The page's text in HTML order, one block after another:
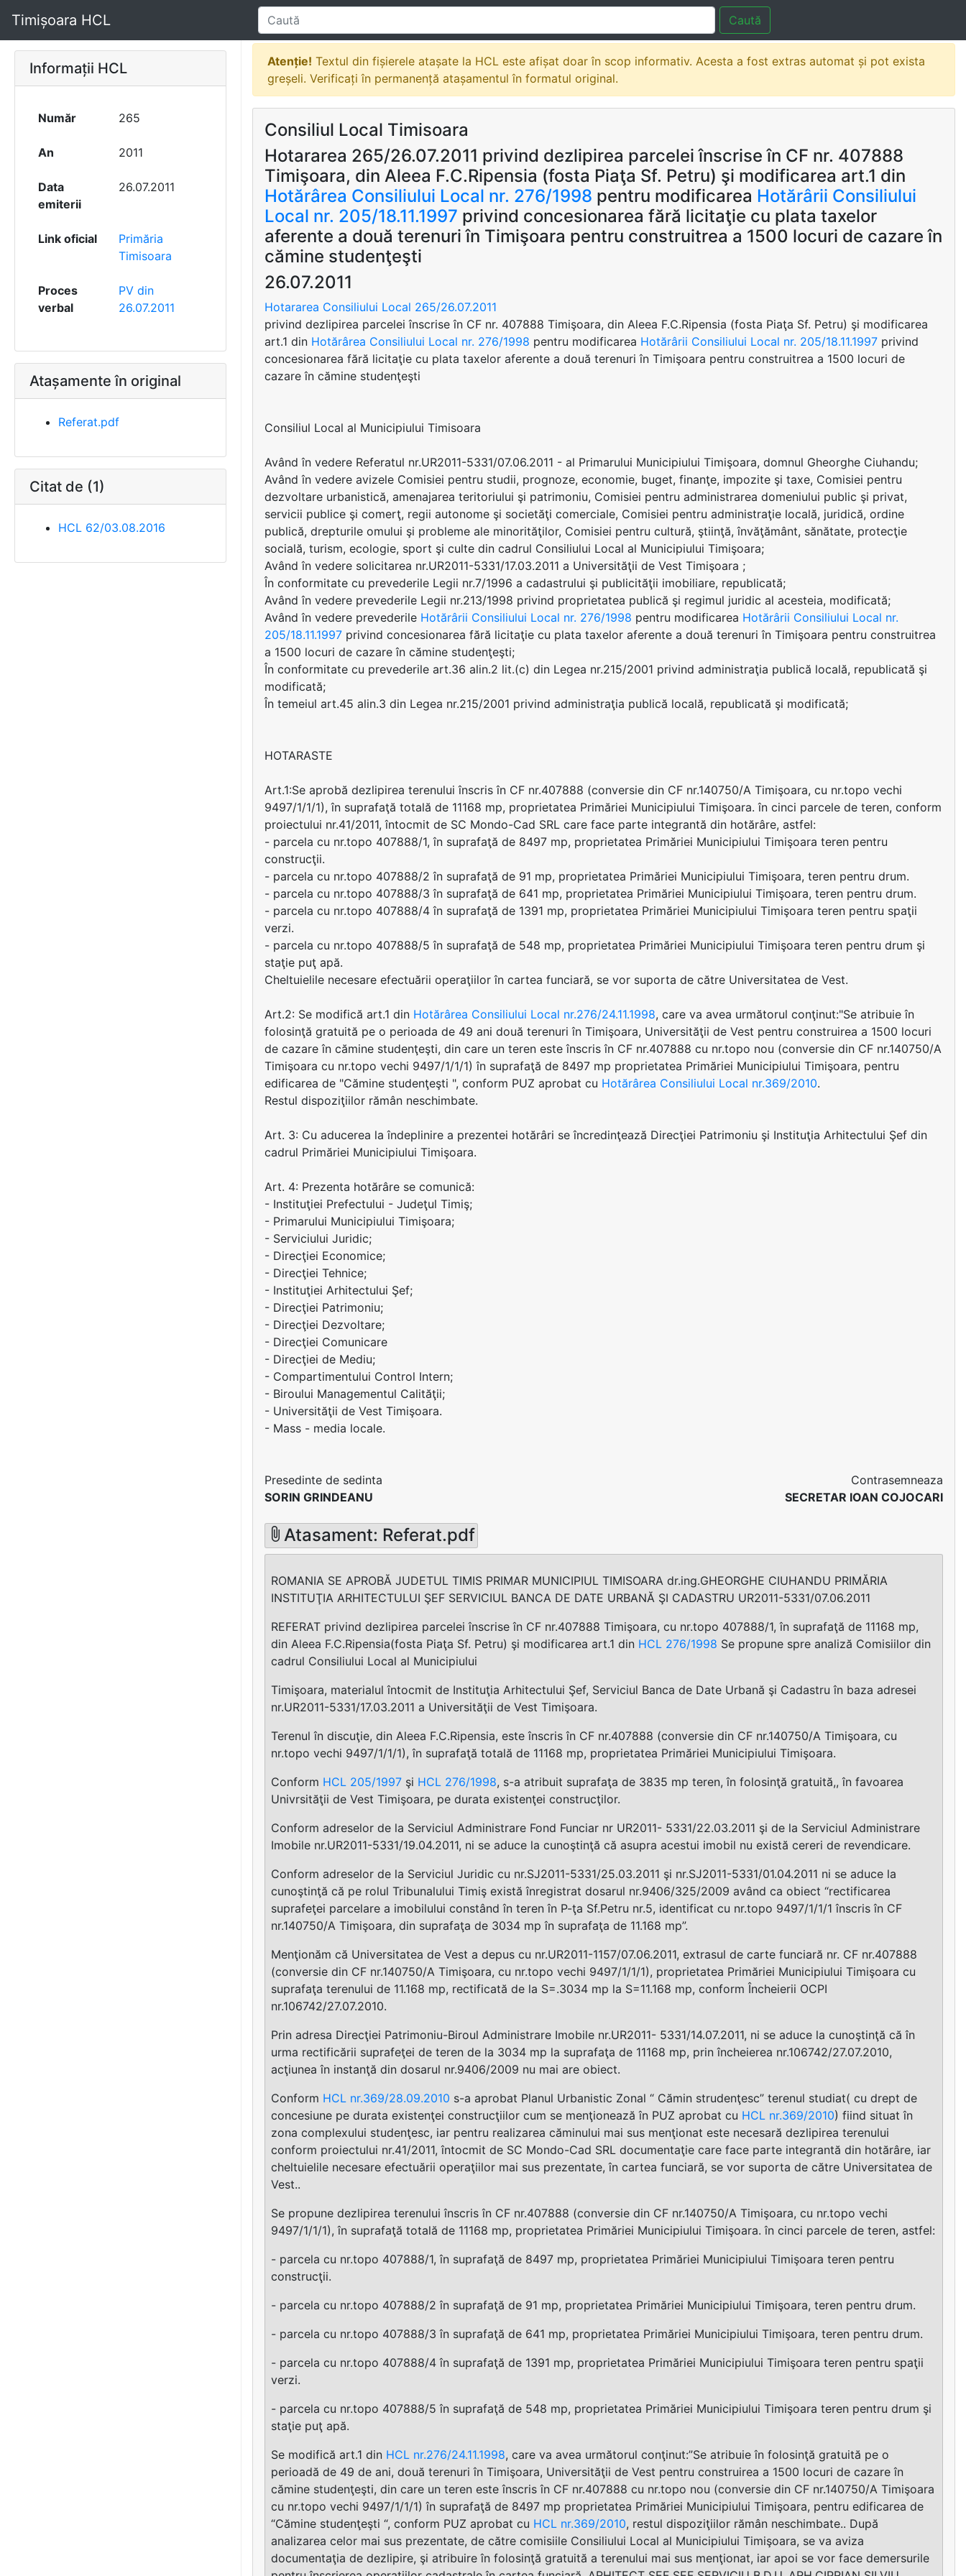
Timișoara HCL Caută
Informații HCL
Număr 265
An 2011
Data
emiterii
26.07.2011
Link oficial
Primăria
Timisoara
Proces
verbal
PV din
26.07.2011
Atașamente în original
Referat.pdf
Citat de (1)
HCL 62/03.08.2016
Atenție! Textul din fișierele atașate la HCL este afișat doar în scop informativ. Acesta a fost extras automat și pot exista
greșeli. Verificați în permanență atașamentul în formatul original.
Consiliul Local Timisoara
Hotararea 265/26.07.2011 privind dezlipirea parcelei înscrise în CF nr. 407888
Timişoara, din Aleea F.C.Ripensia (fosta Piaţa Sf. Petru) şi modificarea art.1 din
Hotărârea Consiliului Local nr. 276/1998 pentru modificarea Hotărârii Consiliului
Local nr. 205/18.11.1997 privind concesionarea fără licitaţie cu plata taxelor
aferente a două terenuri în Timişoara pentru construitrea a 1500 locuri de cazare în
cămine studenţeşti
26.07.2011
Hotararea Consiliului Local 265/26.07.2011
privind dezlipirea parcelei înscrise în CF nr. 407888 Timişoara, din Aleea F.C.Ripensia (fosta Piaţa Sf. Petru) şi modificarea
art.1 din Hotărârea Consiliului Local nr. 276/1998 pentru modificarea Hotărârii Consiliului Local nr. 205/18.11.1997 privind
concesionarea fără licitaţie cu plata taxelor aferente a două terenuri în Timişoara pentru construitrea a 1500 locuri de
cazare în cămine studenţeşti
Consiliul Local al Municipiului Timisoara
Având în vedere Referatul nr.UR2011-5331/07.06.2011 - al Primarului Municipiului Timişoara, domnul Gheorghe Ciuhandu;
Având în vedere avizele Comisiei pentru studii, prognoze, economie, buget, finanţe, impozite şi taxe, Comisiei pentru
dezvoltare urbanistică, amenajarea teritoriului şi patrimoniu, Comisiei pentru administrarea domeniului public şi privat,
servicii publice şi comerţ, regii autonome şi societăţi comerciale, Comisiei pentru administraţie locală, juridică, ordine
publică, drepturile omului şi probleme ale minorităţilor, Comisiei pentru cultură, ştiinţă, învăţământ, sănătate, protecţie
socială, turism, ecologie, sport şi culte din cadrul Consiliului Local al Municipiului Timişoara;
Având în vedere solicitarea nr.UR2011-5331/17.03.2011 a Universităţii de Vest Timişoara ;
În conformitate cu prevederile Legii nr.7/1996 a cadastrului şi publicităţii imobiliare, republicată;
Având în vedere prevederile Legii nr.213/1998 privind proprietatea publică şi regimul juridic al acesteia, modificată;
Având în vedere prevederile Hotărârii Consiliului Local nr. 276/1998 pentru modificarea Hotărârii Consiliului Local nr.
205/18.11.1997 privind concesionarea fără licitaţie cu plata taxelor aferente a două terenuri în Timişoara pentru construitrea
a 1500 locuri de cazare în cămine studenţeşti;
În conformitate cu prevederile art.36 alin.2 lit.(c) din Legea nr.215/2001 privind administraţia publică locală, republicată şi
modificată;
În temeiul art.45 alin.3 din Legea nr.215/2001 privind administraţia publică locală, republicată şi modificată;
HOTARASTE
Art.1:Se aprobă dezlipirea terenului înscris în CF nr.407888 (conversie din CF nr.140750/A Timişoara, cu nr.topo vechi
9497/1/1/1), în suprafaţă totală de 11168 mp, proprietatea Primăriei Municipiului Timişoara. în cinci parcele de teren, conform
proiectului nr.41/2011, întocmit de SC Mondo-Cad SRL care face parte integrantă din hotărâre, astfel:
- parcela cu nr.topo 407888/1, în suprafaţă de 8497 mp, proprietatea Primăriei Municipiului Timişoara teren pentru
construcţii.
- parcela cu nr.topo 407888/2 în suprafaţă de 91 mp, proprietatea Primăriei Municipiului Timişoara, teren pentru drum.
- parcela cu nr.topo 407888/3 în suprafaţă de 641 mp, proprietatea Primăriei Municipiului Timişoara, teren pentru drum.
- parcela cu nr.topo 407888/4 în suprafaţă de 1391 mp, proprietatea Primăriei Municipiului Timişoara teren pentru spaţii
verzi.
- parcela cu nr.topo 407888/5 în suprafaţă de 548 mp, proprietatea Primăriei Municipiului Timişoara teren pentru drum şi
staţie puţ apă.
Cheltuielile necesare efectuării operaţiilor în cartea funciară, se vor suporta de către Universitatea de Vest.
Art.2: Se modifică art.1 din Hotărârea Consiliului Local nr.276/24.11.1998, care va avea următorul conţinut:"Se atribuie în
folosinţă gratuită pe o perioada de 49 ani două terenuri în Timişoara, Universităţii de Vest pentru construirea a 1500 locuri
de cazare în cămine studenţeşti, din care un teren este înscris în CF nr.407888 cu nr.topo nou (conversie din CF nr.140750/A
Timişoara cu nr.topo vechi 9497/1/1/1) în suprafaţă de 8497 mp proprietatea Primăriei Municipiului Timişoara, pentru
edificarea de "Cămine studenţeşti ", conform PUZ aprobat cu Hotărârea Consiliului Local nr.369/2010.
Restul dispoziţiilor rămân neschimbate.
Art. 3: Cu aducerea la îndeplinire a prezentei hotărâri se încredinţează Direcţiei Patrimoniu şi Instituţia Arhitectului Şef din
cadrul Primăriei Municipiului Timişoara.
Art. 4: Prezenta hotărâre se comunică:
- Instituţiei Prefectului - Judeţul Timiş;
- Primarului Municipiului Timişoara;
- Serviciului Juridic;
- Direcţiei Economice;
- Direcţiei Tehnice;
- Instituţiei Arhitectului Şef;
- Direcţiei Patrimoniu;
- Direcţiei Dezvoltare;
- Direcţiei Comunicare
- Direcţiei de Mediu;
- Compartimentului Control Intern;
- Biroului Managementul Calităţii;
- Universităţii de Vest Timişoara.
- Mass - media locale.
Presedinte de sedinta
SORIN GRINDEANU
Contrasemneaza
SECRETAR IOAN COJOCARI
Atasament: Referat.pdf
ROMANIA SE APROBĂ JUDETUL TIMIS PRIMAR MUNICIPIUL TIMISOARA dr.ing.GHEORGHE CIUHANDU PRIMĂRIA
INSTITUŢIA ARHITECTULUI ŞEF SERVICIUL BANCA DE DATE URBANĂ ŞI CADASTRU UR2011-5331/07.06.2011
REFERAT privind dezlipirea parcelei înscrise în CF nr.407888 Timişoara, cu nr.topo 407888/1, în suprafaţă de 11168 mp,
din Aleea F.C.Ripensia(fosta Piaţa Sf. Petru) şi modificarea art.1 din HCL 276/1998 Se propune spre analiză Comisiilor din
cadrul Consiliului Local al Municipiului
Timişoara, materialul întocmit de Instituţia Arhitectului Şef, Serviciul Banca de Date Urbană şi Cadastru în baza adresei
nr.UR2011-5331/17.03.2011 a Universităţii de Vest Timişoara.
Terenul în discuţie, din Aleea F.C.Ripensia, este înscris în CF nr.407888 (conversie din CF nr.140750/A Timişoara, cu
nr.topo vechi 9497/1/1/1), în suprafaţă totală de 11168 mp, proprietatea Primăriei Municipiului Timişoara.
Conform HCL 205/1997 şi HCL 276/1998, s-a atribuit suprafaţa de 3835 mp teren, în folosinţă gratuită,, în favoarea
Univrsităţii de Vest Timişoara, pe durata existenţei construcţilor.
Conform adreselor de la Serviciul Administrare Fond Funciar nr UR2011- 5331/22.03.2011 şi de la Serviciul Administrare
Imobile nr.UR2011-5331/19.04.2011, ni se aduce la cunoştinţă că asupra acestui imobil nu există cereri de revendicare.
Conform adreselor de la Serviciul Juridic cu nr.SJ2011-5331/25.03.2011 şi nr.SJ2011-5331/01.04.2011 ni se aduce la
cunoştinţă că pe rolul Tribunalului Timiş există înregistrat dosarul nr.9406/325/2009 având ca obiect “rectificarea
suprafeţei parcelare a imobilului constând în teren în P-ţa Sf.Petru nr.5, identificat cu nr.topo 9497/1/1/1 înscris în CF
nr.140750/A Timişoara, din suprafaţa de 3034 mp în suprafaţa de 11.168 mp”.
Menţionăm că Universitatea de Vest a depus cu nr.UR2011-1157/07.06.2011, extrasul de carte funciară nr. CF nr.407888
(conversie din CF nr.140750/A Timişoara, cu nr.topo vechi 9497/1/1/1), proprietatea Primăriei Municipiului Timişoara cu
suprafaţa terenului de 11.168 mp, rectificată de la S=.3034 mp la S=11.168 mp, conform Încheierii OCPI
nr.106742/27.07.2010.
Prin adresa Direcţiei Patrimoniu-Biroul Administrare Imobile nr.UR2011- 5331/14.07.2011, ni se aduce la cunoştinţă că în
urma rectificării suprafeţei de teren de la 3034 mp la suprafaţa de 11168 mp, prin încheierea nr.106742/27.07.2010,
acţiunea în instanţă din dosarul nr.9406/2009 nu mai are obiect.
Conform HCL nr.369/28.09.2010 s-a aprobat Planul Urbanistic Zonal “ Cămin strudenţesc” terenul studiat( cu drept de
concesiune pe durata existenţei construcţiilor cum se menţionează în PUZ aprobat cu HCL nr.369/2010) fiind situat în
zona complexului studenţesc, iar pentru realizarea căminului mai sus menţionat este necesară dezlipirea terenului
conform proiectului nr.41/2011, întocmit de SC Mondo-Cad SRL documentaţie care face parte integrantă din hotărâre, iar
cheltuielile necesare efectuării operaţiilor mai sus prezentate, în cartea funciară, se vor suporta de către Universitatea de
Vest..
Se propune dezlipirea terenului înscris în CF nr.407888 (conversie din CF nr.140750/A Timişoara, cu nr.topo vechi
9497/1/1/1), în suprafaţă totală de 11168 mp, proprietatea Primăriei Municipiului Timişoara. în cinci parcele de teren, astfel:
- parcela cu nr.topo 407888/1, în suprafaţă de 8497 mp, proprietatea Primăriei Municipiului Timişoara teren pentru
construcţii.
- parcela cu nr.topo 407888/2 în suprafaţă de 91 mp, proprietatea Primăriei Municipiului Timişoara, teren pentru drum.
- parcela cu nr.topo 407888/3 în suprafaţă de 641 mp, proprietatea Primăriei Municipiului Timişoara, teren pentru drum.
- parcela cu nr.topo 407888/4 în suprafaţă de 1391 mp, proprietatea Primăriei Municipiului Timişoara teren pentru spaţii
verzi.
- parcela cu nr.topo 407888/5 în suprafaţă de 548 mp, proprietatea Primăriei Municipiului Timişoara teren pentru drum şi
staţie puţ apă.
Se modifică art.1 din HCL nr.276/24.11.1998, care va avea următorul conţinut:”Se atribuie în folosinţă gratuită pe o
perioadă de 49 de ani, două terenuri în Timişoara, Universităţii de Vest pentru construirea a 1500 locuri de cazare în
cămine studenţeşti, din care un teren este înscris în CF nr.407888 cu nr.topo nou (conversie din CF nr.140750/A Timişoara
cu nr.topo vechi 9497/1/1/1) în suprafaţă de 8497 mp proprietatea Primăriei Municipiului Timişoara, pentru edificarea de
“Cămine studenţeşti “, conform PUZ aprobat cu HCL nr.369/2010, restul dispoziţiilor rămân neschimbate.. După
analizarea celor mai sus prezentate, de către comisiile Consiliului Local al Municipiului Timişoara, se va aviza
documentaţia de dezlipire, şi atribuire în folosinţă gratuită a terenului mai sus menţionat, iar apoi se vor face demersurile